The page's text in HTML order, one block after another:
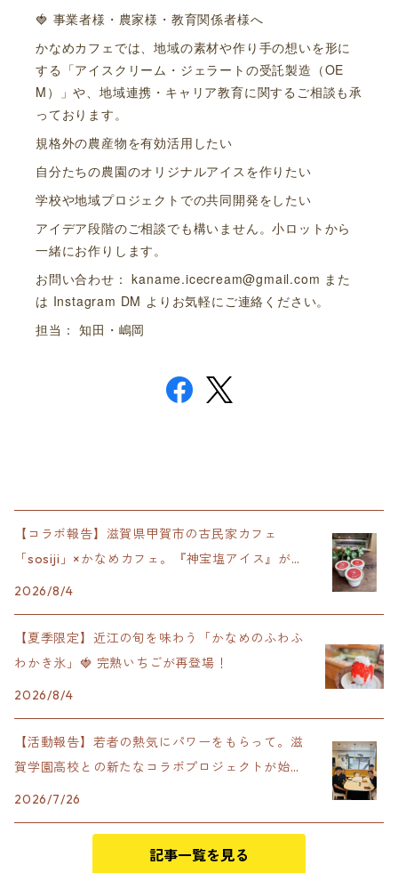
🍓 事業者様・農家様・教育関係者様へ
かなめカフェでは、地域の素材や作り手の想いを形に
する「アイスクリーム・ジェラートの受託製造（OE
M）」や、地域連携・キャリア教育に関するご相談も承
っております。
規格外の農産物を有効活用したい
自分たちの農園のオリジナルアイスを作りたい
学校や地域プロジェクトでの共同開発をしたい
アイデア段階のご相談でも構いません。小ロットから
一緒にお作りします。
お問い合わせ：kaname.icecream@gmail.com また
は Instagram DM よりお気軽にご連絡ください。
担当： 知田・嶋岡
【コラボ報告】滋賀県甲賀市の古民家カフェ
「sosiji」×かなめカフェ。『神宝塩アイス』が完
成！
2026/8/4
【夏季限定】近江の旬を味わう「かなめのふわふ
わかき氷」🍓 完熟いちごが再登場！
2026/8/4
【活動報告】若者の熱気にパワーをもらって。滋
賀学園高校との新たなコラボプロジェクトが始動
します！
2026/7/26
記事一覧を見る